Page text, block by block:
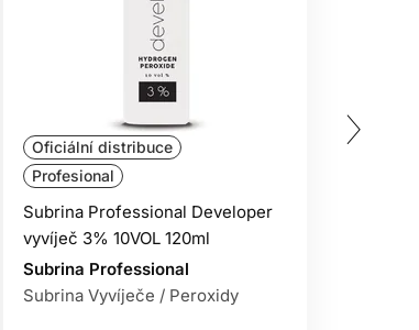
Oficiální distribuce
Profesional
Subrina Professional Developer
vyvíječ 3% 10VOL 120ml
Subrina Professional
Subrina Vyvíječe / Peroxidy
Oficiální